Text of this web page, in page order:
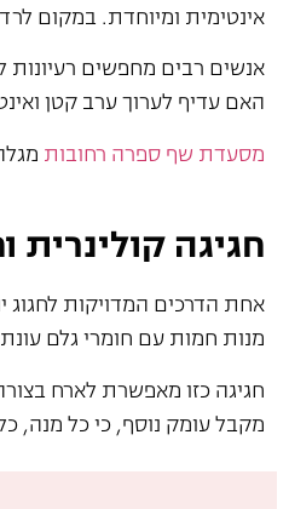
אינטימית ומיוחדת. במקום
אנשים רבים מחפשים רעיונות
האם עדיף לערוך ערב קטן
מסעדת שף ספרה רחובות
חגיגה קולינרית
אחת הדרכים המדויקות לחגוג
מנות חמות עם חומרי גלם
חגיגה כזו מאפשרת לארח
מקבל עומק נוסף, כי כל מנה,